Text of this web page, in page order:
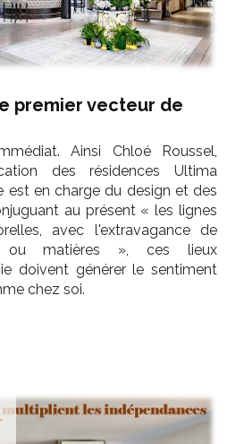
premier vecteur de
Ainsi Chloé Roussel,
des résidences Ultima
est en charge du design et des
au présent « les lignes
avec l'extravagance de
ou matières », ces lieux
doivent générer le sentiment
chez soi.